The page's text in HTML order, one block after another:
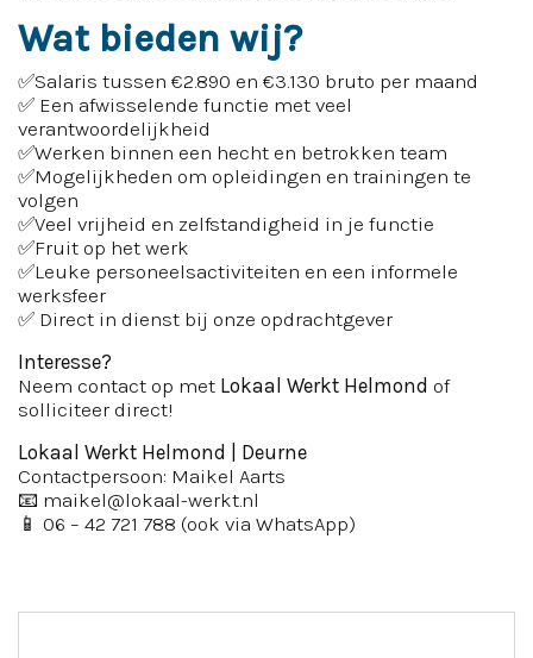
Wat bieden wij?
✅Salaris tussen €2.890 en €3.130 bruto per maand
✅ Een afwisselende functie met veel
verantwoordelijkheid
✅Werken binnen een hecht en betrokken team
✅Mogelijkheden om opleidingen en trainingen te
volgen
✅Veel vrijheid en zelfstandigheid in je functie
✅Fruit op het werk
✅Leuke personeelsactiviteiten en een informele
werksfeer
✅ Direct in dienst bij onze opdrachtgever
Interesse?
Neem contact op met Lokaal Werkt Helmond of
solliciteer direct!
Lokaal Werkt Helmond | Deurne
Contactpersoon: Maikel Aarts
📧 maikel@lokaal-werkt.nl
📱 06 – 42 721 788 (ook via WhatsApp)